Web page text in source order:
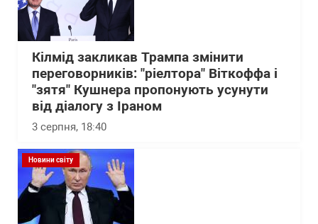
Кілмід закликав Трампа змінити
переговорників: "ріелтора" Віткоффа і
"зятя" Кушнера пропонують усунути
від діалогу з Іраном
3 серпня, 18:40
Новини світу